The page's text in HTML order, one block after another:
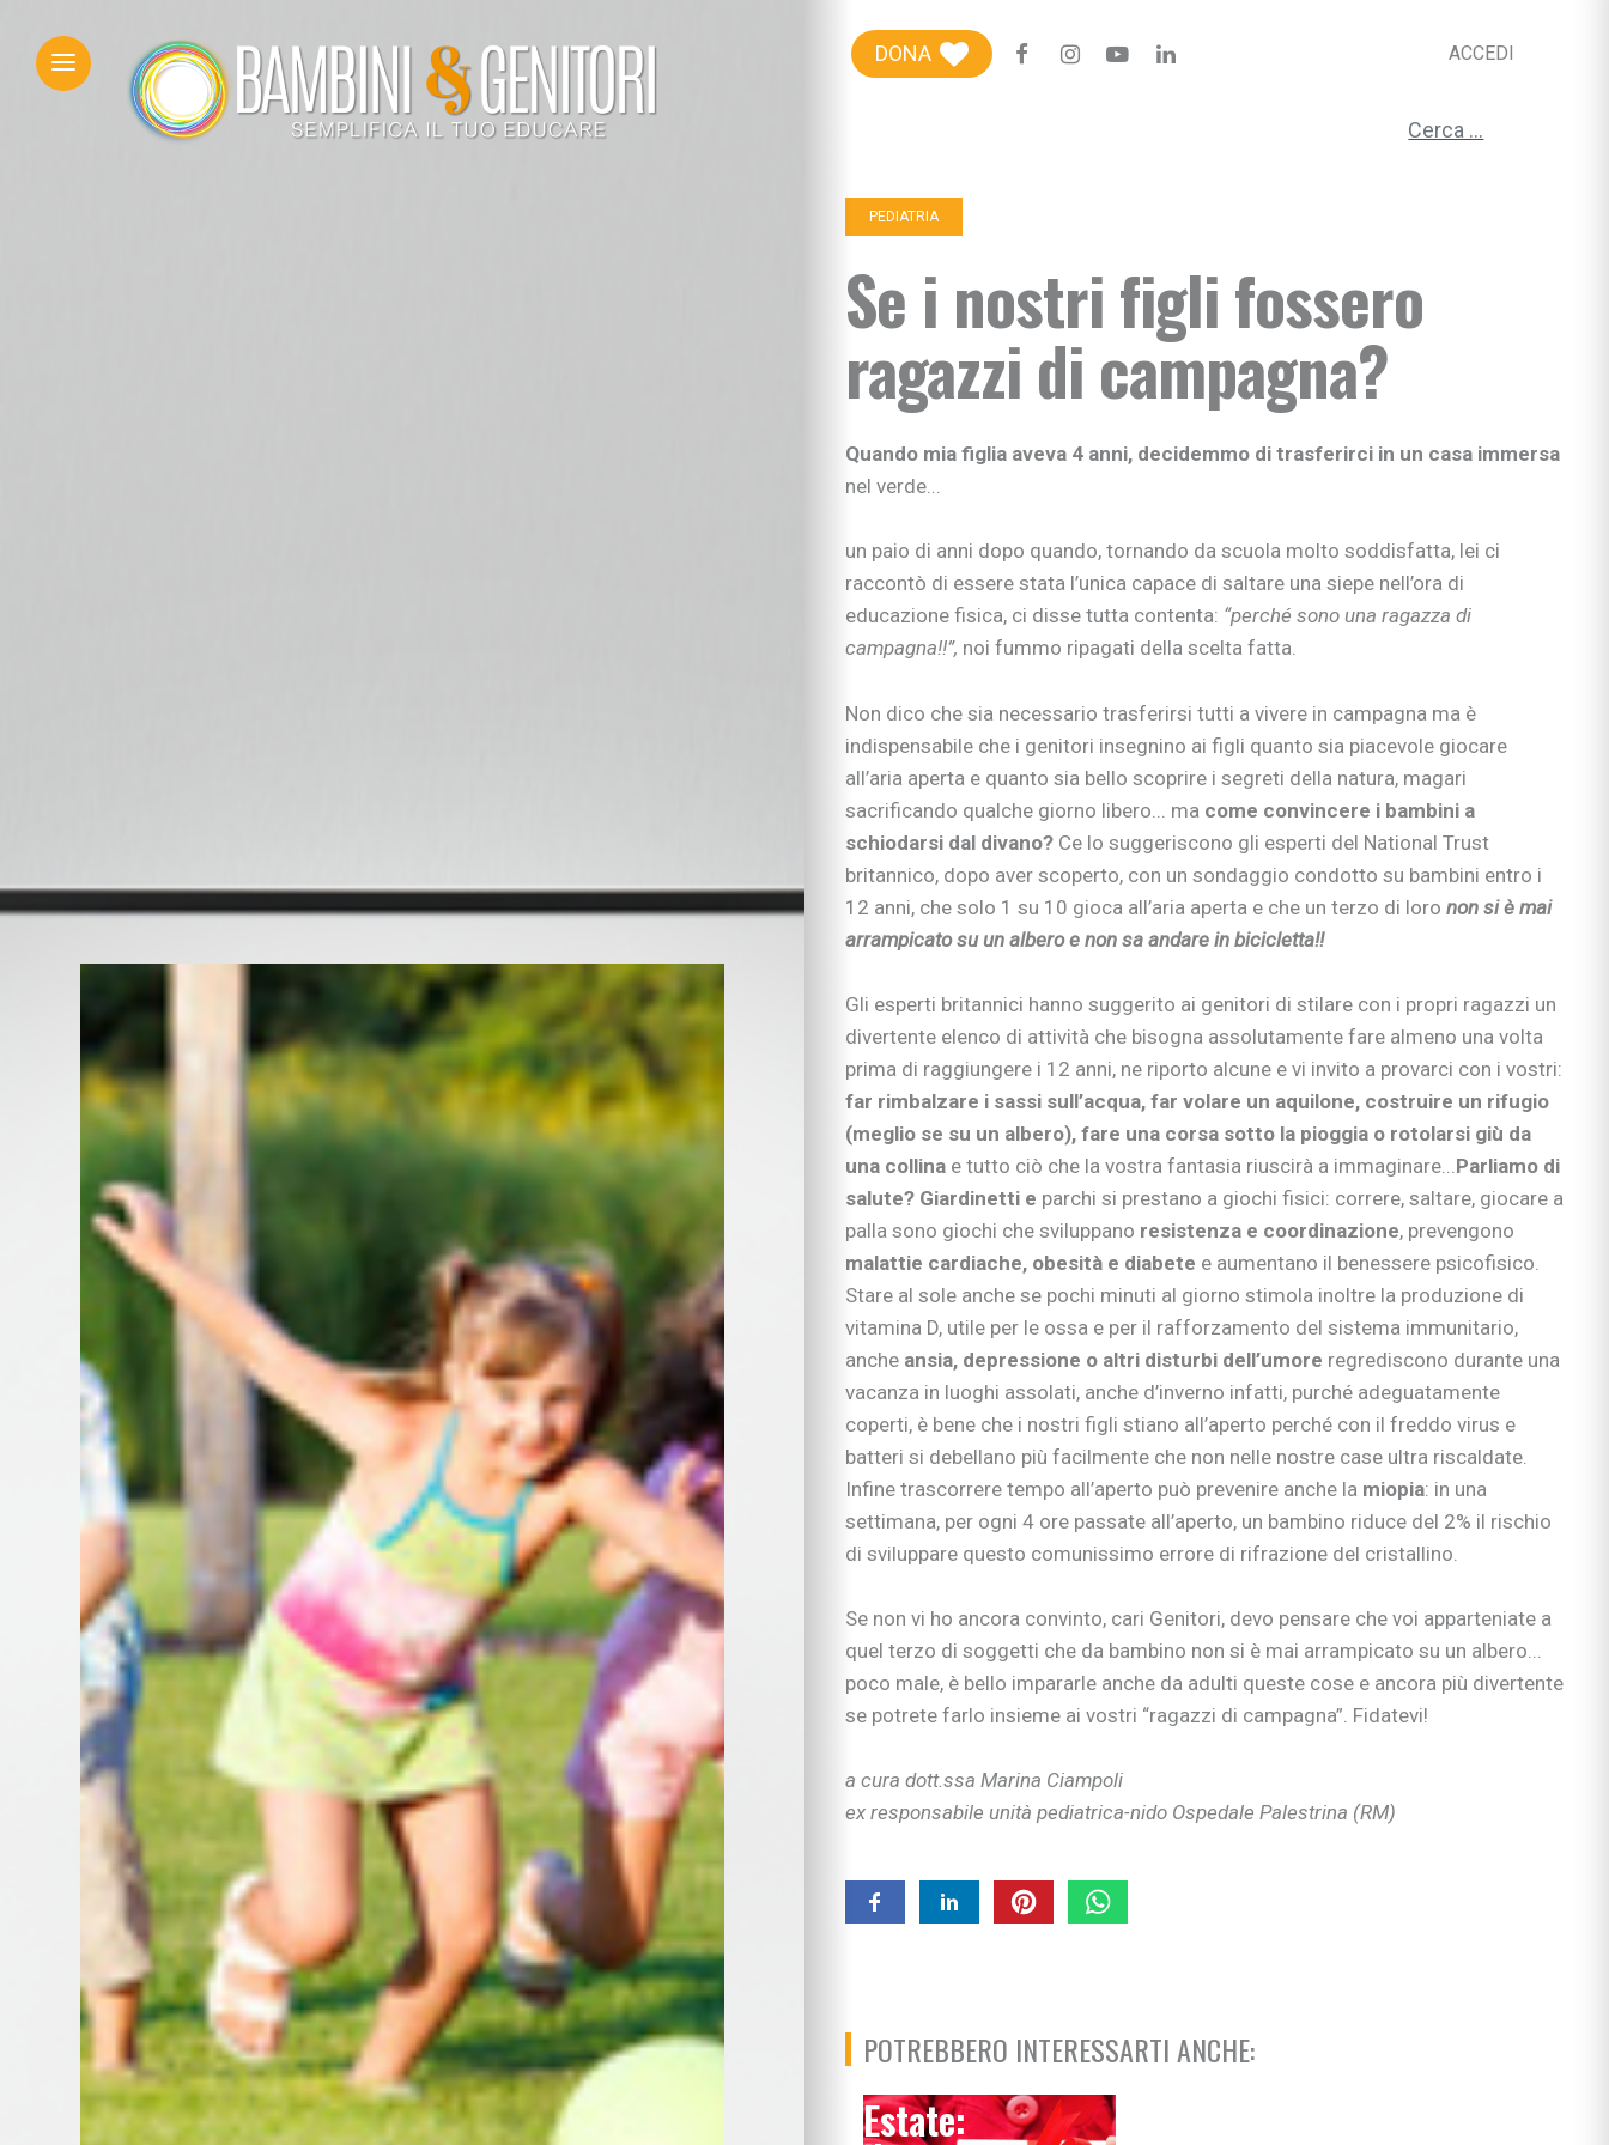
Blog genitori
Centro Famiglie
+100Extra
+100Kids
Chi siamo
Sostieni
Figli in crescita
Figli con bisogni speciali
Neonati e prima infanzia
Sviluppo psicomotorio
Sviluppo cognitivo e apprendimento
Linguaggio
I consigli dei pedagogisti
Imparare divertendosi
Scarabocchi e disegni
Consigli di lettura
Tempo libero
Vivere la famiglia
Lo spazio d’ascolto
Essere famiglia
Quando arriva un bebè
Rapporto genitori-figli
Nipoti e nonni
Vivere con cani, gatti & co.
Sicurezza dentro e fuori casa
Attività in famiglia
Tradizioni in cucina
Imparare divertendosi
Proposte per famiglie
A “tu per tu” con…
Educazione e regole
Educazione finanziaria
Relazioni sociali e bullismo
Autonomia e responsabilità
Scelte scolastiche
Tecnologia a scuola
DONA ACCEDI
Ricerca per:
PEDIATRIA
Se i nostri figli fossero
ragazzi di campagna?
Quando mia figlia aveva 4 anni, decidemmo di trasferirci in un casa immersa
nel verde...
un paio di anni dopo quando, tornando da scuola molto soddisfatta, lei ci
raccontò di essere stata l’unica capace di saltare una siepe nell’ora di
educazione fisica, ci disse tutta contenta: “perché sono una ragazza di
campagna!!”, noi fummo ripagati della scelta fatta.
Non dico che sia necessario trasferirsi tutti a vivere in campagna ma è
indispensabile che i genitori insegnino ai figli quanto sia piacevole giocare
all’aria aperta e quanto sia bello scoprire i segreti della natura, magari
sacrificando qualche giorno libero... ma come convincere i bambini a
schiodarsi dal divano? Ce lo suggeriscono gli esperti del National Trust
britannico, dopo aver scoperto, con un sondaggio condotto su bambini entro i
12 anni, che solo 1 su 10 gioca all’aria aperta e che un terzo di loro non si è mai
arrampicato su un albero e non sa andare in bicicletta!!
Gli esperti britannici hanno suggerito ai genitori di stilare con i propri ragazzi un
divertente elenco di attività che bisogna assolutamente fare almeno una volta
prima di raggiungere i 12 anni, ne riporto alcune e vi invito a provarci con i vostri:
far rimbalzare i sassi sull’acqua, far volare un aquilone, costruire un rifugio
(meglio se su un albero), fare una corsa sotto la pioggia o rotolarsi giù da
una collina e tutto ciò che la vostra fantasia riuscirà a immaginare... Parliamo di
salute? Giardinetti e parchi si prestano a giochi fisici: correre, saltare, giocare a
palla sono giochi che sviluppano resistenza e coordinazione, prevengono
malattie cardiache, obesità e diabete e aumentano il benessere psicofisico.
Stare al sole anche se pochi minuti al giorno stimola inoltre la produzione di
vitamina D, utile per le ossa e per il rafforzamento del sistema immunitario,
anche ansia, depressione o altri disturbi dell’umore regrediscono durante una
vacanza in luoghi assolati, anche d’inverno infatti, purché adeguatamente
coperti, è bene che i nostri figli stiano all’aperto perché con il freddo virus e
batteri si debellano più facilmente che non nelle nostre case ultra riscaldate.
Infine trascorrere tempo all’aperto può prevenire anche la miopia: in una
settimana, per ogni 4 ore passate all’aperto, un bambino riduce del 2% il rischio
di sviluppare questo comunissimo errore di rifrazione del cristallino.
Se non vi ho ancora convinto, cari Genitori, devo pensare che voi apparteniate a
quel terzo di soggetti che da bambino non si è mai arrampicato su un albero...
poco male, è bello impararle anche da adulti queste cose e ancora più divertente
se potrete farlo insieme ai vostri “ragazzi di campagna”. Fidatevi!
a cura dott.ssa Marina Ciampoli
ex responsabile unità pediatrica-nido Ospedale Palestrina (RM)
POTREBBERO INTERESSARTI ANCHE:
Estate: